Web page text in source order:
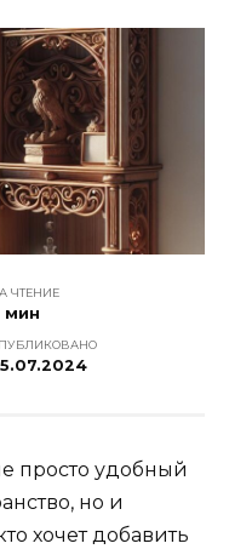
ЧТЕНИЕ
мин
просто удобный
но и
хочет добавить